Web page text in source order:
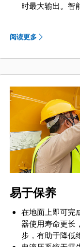
时最大输出。智
阅读更多
易于保养
在地面上即可完
器使用寿命更长
步，有助于降低